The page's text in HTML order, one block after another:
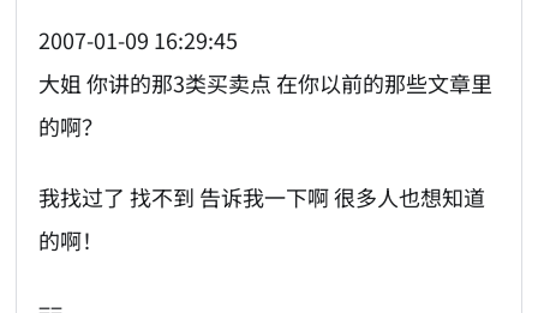
2007-01-09 16:29:45
大姐 你讲的那3类买卖点 在你以前的那些文章里
的啊？
我找过了 找不到 告诉我一下啊 很多人也想知道
的啊！